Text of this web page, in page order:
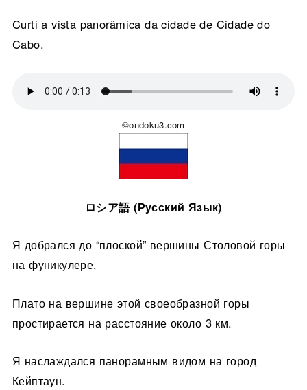
Curti a vista panorâmica da cidade de Cidade do
Cabo.
©ondoku3.com
ロシア語 (Русский Язык)
Я добрался до “плоской” вершины Столовой горы
на фуникулере.
Плато на вершине этой своеобразной горы
простирается на расстояние около 3 км.
Я наслаждался панорамным видом на город
Кейптаун.